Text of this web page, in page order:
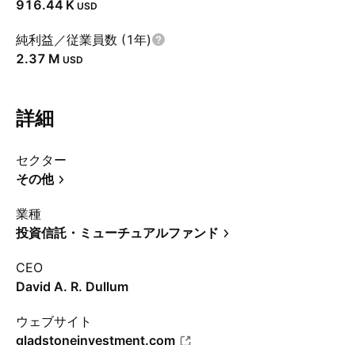
‪916.44 K‬ USD
純利益／従業員数 (1年)
‪2.37 M‬ USD
詳細
セクター
その他
業種
投資信託・ミューチュアルファンド
CEO
David A. R. Dullum
ウェブサイト
gladstoneinvestment.com